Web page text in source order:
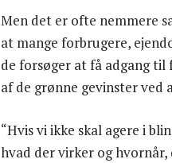
Men det er ofte nemmere
at mange forbrugere,
de forsøger at få adgang
af de grønne gevinster ved
“Hvis vi ikke skal agere i
hvad der virker og